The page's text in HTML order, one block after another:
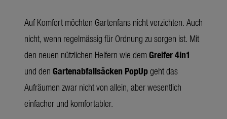
Auf Komfort möchten Gartenfans nicht verzichten. Auch
nicht, wenn regelmässig für Ordnung zu sorgen ist. Mit
den neuen nützlichen Helfern wie demGreifer 4in1
und den Gartenabfallsäcken PopUpgeht das
Aufräumen zwar nicht von allein, aber wesentlich
einfacher und komfortabler.